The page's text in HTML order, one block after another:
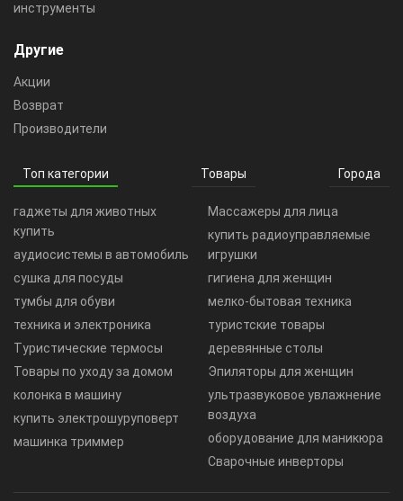
инструменты
Другие
Акции
Возврат
Производители
Топ категории Товары Города
гаджеты для животных
купить
аудиосистемы в автомобиль
сушка для посуды
тумбы для обуви
техника и электроника
Туристические термосы
Товары по уходу за домом
колонка в машину
купить электрошуруповерт
машинка триммер
Массажеры для лица
купить радиоуправляемые
игрушки
гигиена для женщин
мелко-бытовая техника
туристские товары
деревянные столы
Эпиляторы для женщин
ультразвуковое увлажнение
воздуха
оборудование для маникюра
Сварочные инверторы